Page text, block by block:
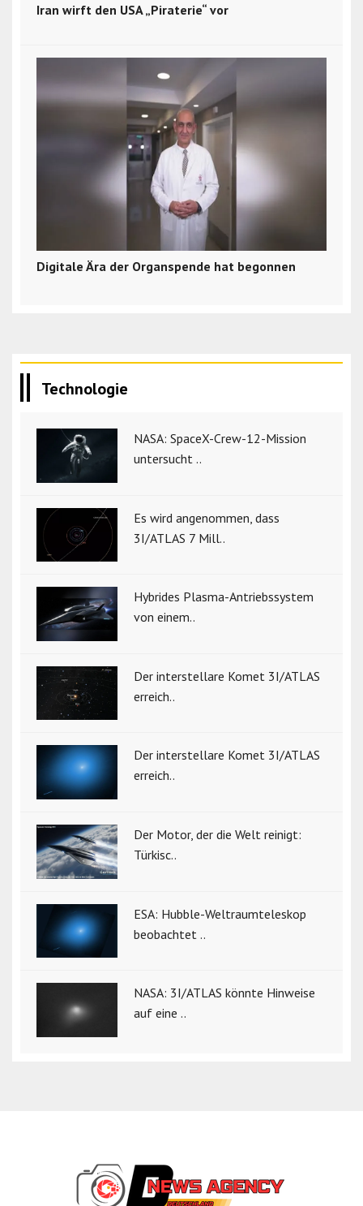
Iran wirft den USA „Piraterie“ vor
Digitale Ära der Organspende hat begonnen
Technologie
NASA: SpaceX-Crew-12-Mission
untersucht ..
Es wird angenommen, dass
3I/ATLAS 7 Mill..
Hybrides Plasma-Antriebssystem
von einem..
Der interstellare Komet 3I/ATLAS
erreich..
Der interstellare Komet 3I/ATLAS
erreich..
Der Motor, der die Welt reinigt:
Türkisc..
ESA: Hubble-Weltraumteleskop
beobachtet ..
NASA: 3I/ATLAS könnte Hinweise
auf eine ..